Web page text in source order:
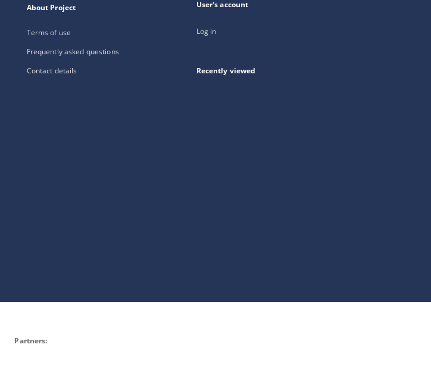
About Project
Terms of use
Frequently asked questions
Contact details
User's account
Log in
Recently viewed
Partners: